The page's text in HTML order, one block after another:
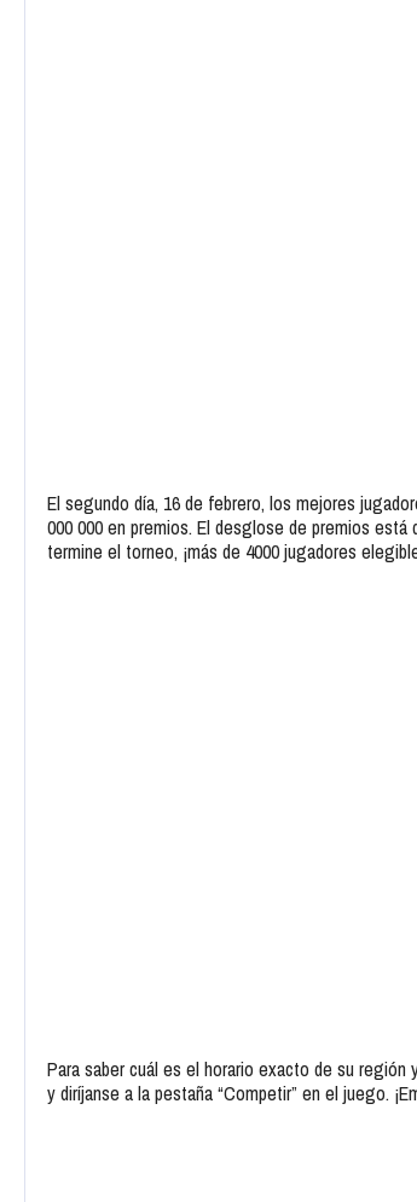
El segundo día, 16 de febrero, los mejores
000 000 en premios. El desglose de premios
termine el torneo, ¡más de 4000 jugadores
Para saber cuál es el horario exacto de su
y diríjanse a la pestaña “Competir” en el juego.